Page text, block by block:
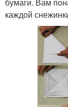
бумаги. Вам
каждой